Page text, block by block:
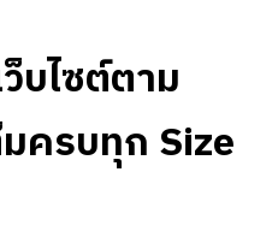
บไซต์ตาม
ครบทุก Size